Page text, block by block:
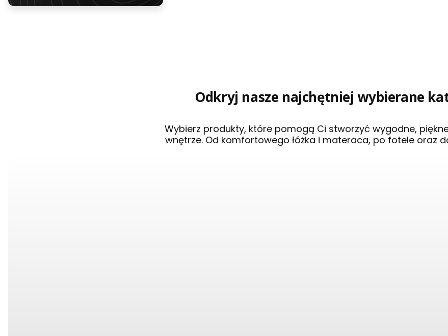
Odkryj nasze najchętniej wybierane
Wybierz produkty, które pomogą Ci stworzyć wygodne,
wnętrze. Od komfortowego łóżka i materaca, po fotele oraz